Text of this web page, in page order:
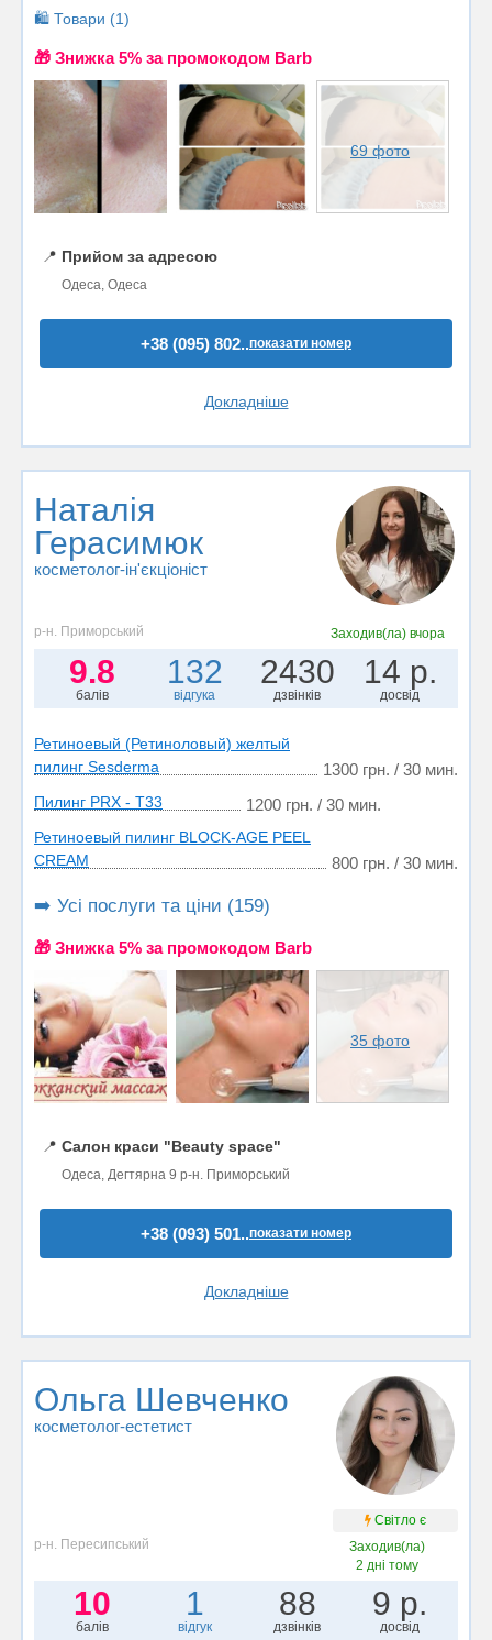
🛍️ Товари (1)
🎁 Знижка 5% за промокодом Barb
69 фото
📍 Прийом за адресою
Одеса, Одеса
+38 (095) 802..показати номер
Докладніше
Наталія
Герасимюк
косметолог-ін'єкціоніст
р-н. Приморський Заходив(ла) вчора
9.8
балів
132
відгука
2430
дзвінків
14 р.
досвід
Ретиноевый (Ретиноловый) желтый
пилинг Sesderma
1300 грн. / 30 мин.
Пилинг PRX - T33 1200 грн. / 30 мин.
Ретиноевый пилинг BLOCK-AGE PEEL
CREAM
800 грн. / 30 мин.
➡️ Усі послуги та ціни (159)
🎁 Знижка 5% за промокодом Barb
35 фото
📍 Салон краси "Beauty space"
Одеса, Дегтярна 9 р-н. Приморський
+38 (093) 501..показати номер
Докладніше
Ольга Шевченко
косметолог-естетист
Світло є
р-н. Пересипський
Заходив(ла)
2 дні тому
10
балів
1
відгук
88
дзвінків
9 р.
досвід